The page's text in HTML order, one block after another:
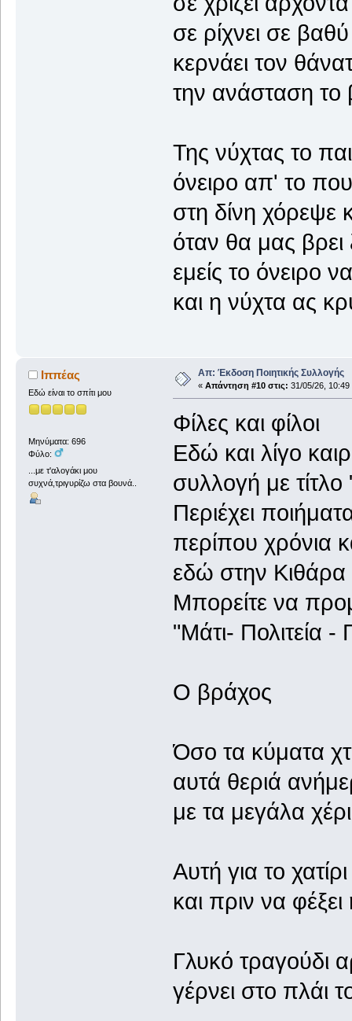
σε ρίχνει σε
κερνάει τον
την ανάσταση το
Της νύχτας το
όνειρο απ' το
στη δίνη χόρεψε
όταν θα μας βρει
εμείς το όνειρο
και η νύχτα ας
Ιππέας
Εδώ είναι το σπίτι μου
Μηνύματα: 696
Φύλο:
...με τ'αλογάκι μου
συχνά,τριγυρίζω στα βουνά..
Απ: Έκδοση Ποιητικής Συλλογής
« Απάντηση #10 στις: 31/05/26, 10:49
Φίλες και φίλοι
Εδώ και λίγο
συλλογή με
Περιέχει
περίπου χρόνια
εδώ στην Κιθάρα
Μπορείτε να
"Μάτι- Πολιτεία
Ο βράχος
Όσο τα κύματα
αυτά θεριά
με τα μεγάλα
Αυτή για το
και πριν να
Γλυκό τραγούδι
γέρνει στο πλάι